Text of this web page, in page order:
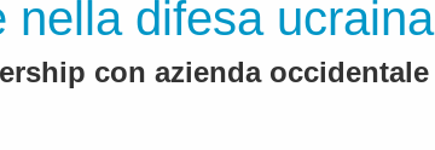
nella difesa ucraina
con azienda occidentale